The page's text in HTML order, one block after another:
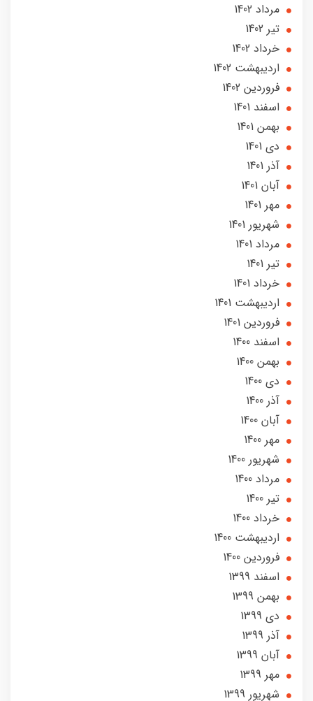
مرداد 1402
تير 1402
خرداد 1402
ارديبهشت 1402
فروردین 1402
اسفند 1401
بهمن 1401
دی 1401
آذر 1401
آبان 1401
مهر 1401
شهریور 1401
مرداد 1401
تير 1401
خرداد 1401
ارديبهشت 1401
فروردین 1401
اسفند 1400
بهمن 1400
دی 1400
آذر 1400
آبان 1400
مهر 1400
شهریور 1400
مرداد 1400
تير 1400
خرداد 1400
ارديبهشت 1400
فروردین 1400
اسفند 1399
بهمن 1399
دی 1399
آذر 1399
آبان 1399
مهر 1399
شهریور 1399